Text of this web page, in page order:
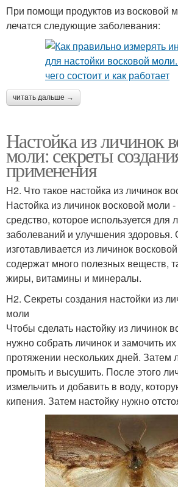
При помощи продуктов из восковой
лечатся следующие заболевания:
читать дальше →
Настойка из личинок
моли: секреты
применения
H2. Что такое настойка из личинок
Настойка из личинок восковой моли
средство, которое используется для
заболеваний и улучшения здоровья.
изготавливается из личинок
содержат много полезных веществ,
жиры, витамины и минералы.
H2. Секреты создания настойки из
моли
Чтобы сделать настойку из личинок
нужно собрать личинок и замочить
протяжении нескольких дней. Затем
промыть и высушить. После этого
измельчить и добавить в воду,
кипения. Затем настойку нужно